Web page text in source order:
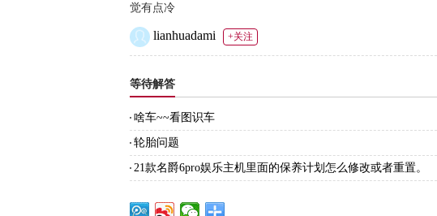
觉有点冷
lianhuadami +关注
等待解答
啥车~~看图识车
轮胎问题
21款名爵6pro娱乐主机里面的保养计划怎么修改或者重置。